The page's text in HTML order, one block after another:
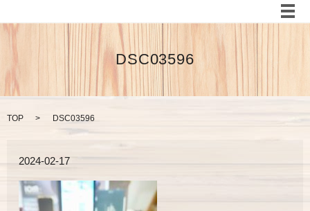
メ
DSC03596
TOP DSC03596
2024-02-17